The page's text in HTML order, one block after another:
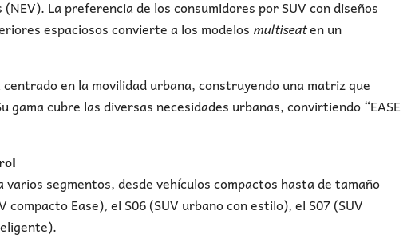
La preferencia de los consumidores por SUV con diseños
espaciosos convierte a los modelos multiseaten un
centrado en la movilidad urbana, construyendo una matriz que
gama cubre las diversas necesidades urbanas, convirtiendo “EASE
varios segmentos, desde vehículos compactos hasta de tamaño
compacto Ease), el S06 (SUV urbano con estilo), el S07 (SUV